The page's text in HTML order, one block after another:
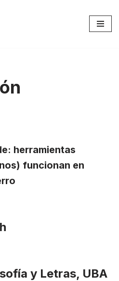
herramientas
funcionan en
y Letras, UBA